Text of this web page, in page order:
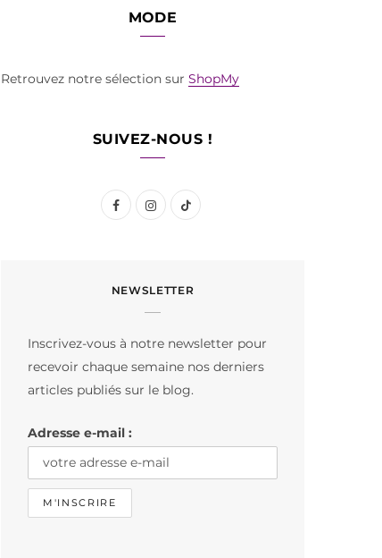
MODE
Retrouvez notre sélection sur ShopMy
SUIVEZ-NOUS !
F
e
o
I
t
r
m
T
T
NEWSLETTER
Inscrivez-vous à notre newsletter pour
recevoir chaque semaine nos derniers
articles publiés sur le blog.
Adresse e-mail :